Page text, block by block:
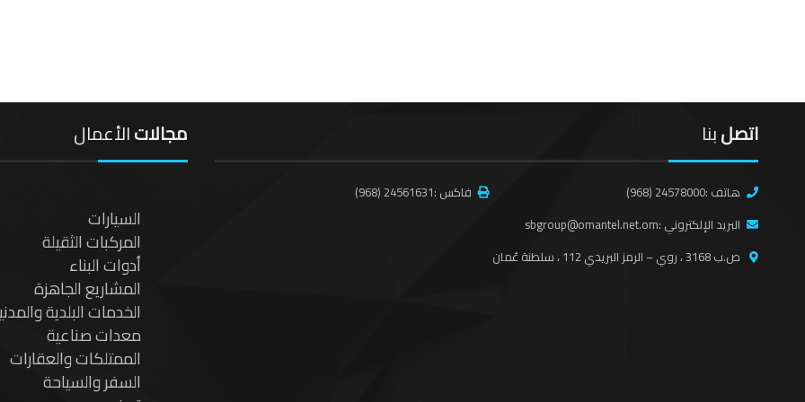
اتصلبنا
هاتف :(968) 24578000 فاكس :(968) 24561631
البريد الإلكتروني :sbgroup@omantel.net.om
ص.ب 3168 ، روي – الرمز البريدي 112 ، سلطنة عُمان
مجالاتالأعمال
السيارات
المركبات الثقيلة
أدوات البناء
المشاريع الجاهزة
الخدمات البلدية
معدات صناعية
الممتلكات والعقارات
السفر والسياحة